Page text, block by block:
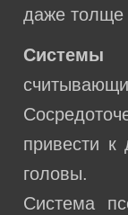
даже толще
Системы
привести к
головы.
Система